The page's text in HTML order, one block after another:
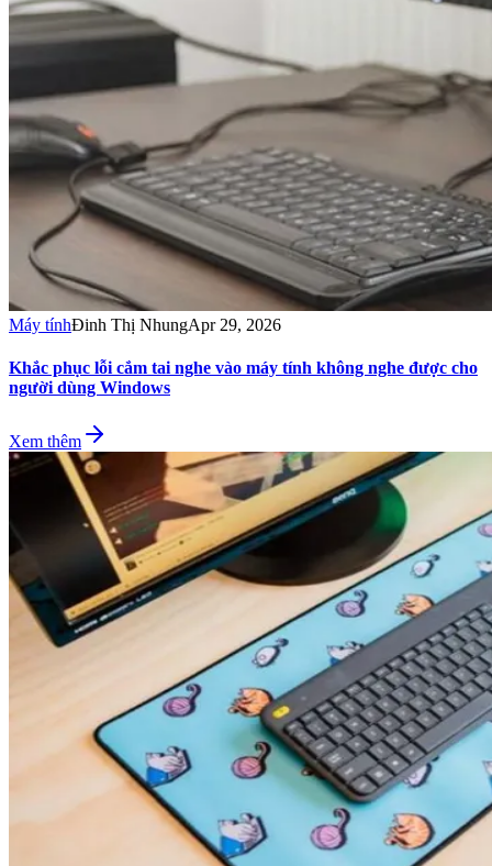
Máy tínhĐinh Thị NhungApr 29, 2026
Khắc phục lỗi cắm tai nghe vào máy tính không nghe được cho
người dùng Windows
Xem thêm